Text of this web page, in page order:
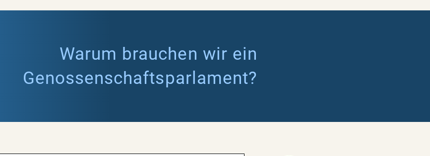
Warum brauchen wir ein
Genossenschaftsparlament?